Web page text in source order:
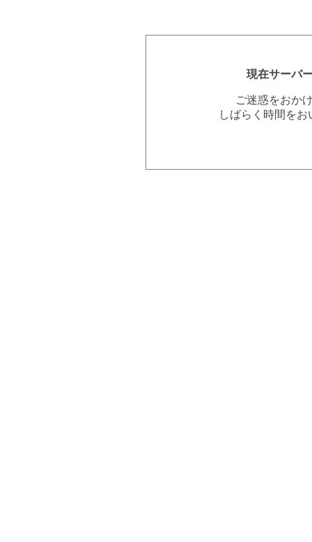
現在サーバ
ご迷惑をおか
しばらく時間を